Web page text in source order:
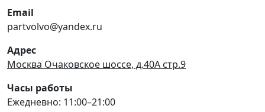
Email
partvolvo@yandex.ru
Адрес
Москва Очаковское шоссе, д.40А стр.9
Часы работы
Ежедневно: 11:00–21:00